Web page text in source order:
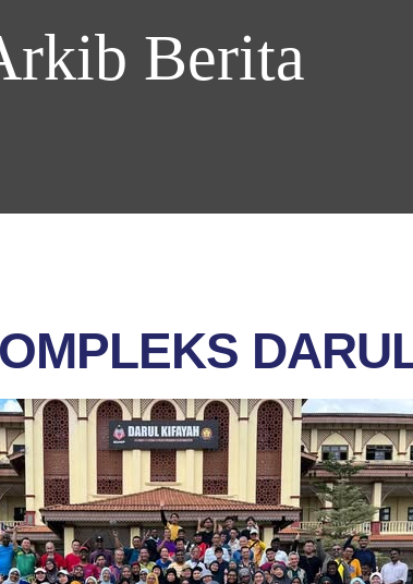
Berita